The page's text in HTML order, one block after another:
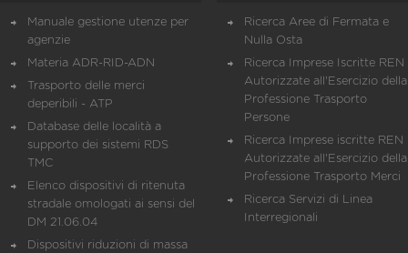
Manuale gestione utenze per
agenzie
Materia ADR-RID-ADN
Trasporto delle merci
deperibili - ATP
Database delle località a
supporto dei sistemi RDS
TMC
Elenco dispositivi di ritenuta
stradale omologati ai sensi del
DM 21.06.04
Dispositivi riduzioni di massa
Ricerca Aree di Fermata e
Nulla Osta
Ricerca Imprese Iscritte REN
Autorizzate all'Esercizio della
Professione Trasporto
Persone
Ricerca Imprese iscritte REN
Autorizzate all'Esercizio della
Professione Trasporto Merci
Ricerca Servizi di Linea
Interregionali